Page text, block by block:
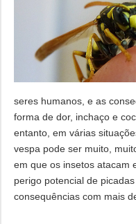
seres humanos, e as
forma de dor, inchaço e
entanto, em várias
vespa pode ser muito,
em que os insetos atacam
perigo potencial de
consequências com mais